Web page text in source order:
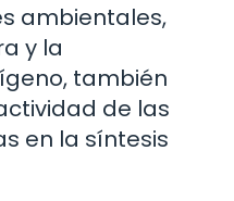
ambientales,
y la
también
de las
en la síntesis